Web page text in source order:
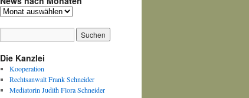
News
Die Kanzlei
Kooperation
Rechtsanwalt Frank Schneider
Mediatorin Judith Flora Schneider